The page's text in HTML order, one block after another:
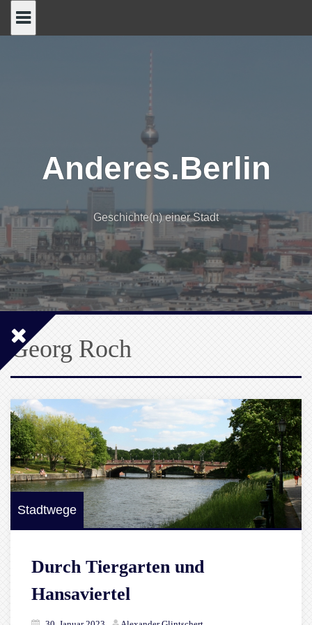
Anderes.Berlin
Geschichte(n) einer Stadt
Georg Roch
Stadtwege
Durch Tiergarten und
Hansaviertel